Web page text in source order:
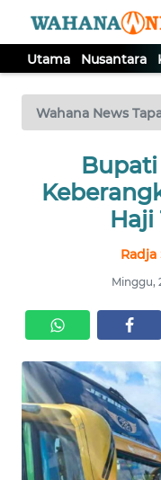
Utama Nusantara
Wahana News
Haji
Minggu,
TV
Tutup
SERBA-
SERBI
OPINI
Informasi
INDEKS